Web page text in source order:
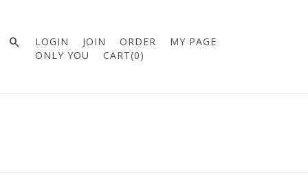
 LOGIN JOIN ORDER
MY PAGE
ONLY YOU
CART(0)